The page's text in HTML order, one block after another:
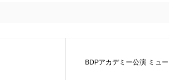
BDPアカデミー公演 ミュ